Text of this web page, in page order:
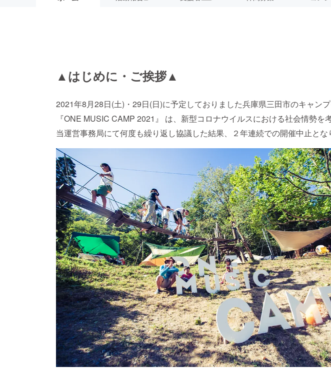
▲はじめに・ご挨拶▲
2021年8月28日(土)・29日(日)に予定しておりました兵庫県三田市のキャン
『ONE MUSIC CAMP 2021』 は、新型コロナウイルスにおける社会情勢を
当運営事務局にて何度も繰り返し協議した結果、２年連続での開催中止とな